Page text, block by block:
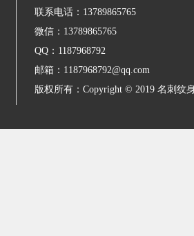
联系电话：13789865765
微信：13789865765
QQ：1187968792
邮箱：1187968792@qq.com
版权所有：Copyright © 2019 名刺纹